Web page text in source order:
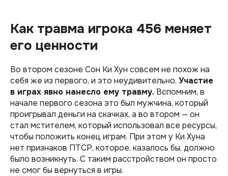
Как травма игрока 456 меняет
его ценности
Во втором сезоне Сон Ки Хун совсем не похож на
себя же из первого, и это неудивительно. Участие
в играх явно нанесло ему травму. Вспомним, в
начале первого сезона это был мужчина, который
проигрывал деньги на скачках, а во втором — он
стал мстителем, который использовал все ресурсы,
чтобы положить конец играм. При этом у Ки Хуна
нет признаков ПТСР, которое, казалось бы, должно
было возникнуть. С таким расстройством он просто
не смог бы вернуться в игры.